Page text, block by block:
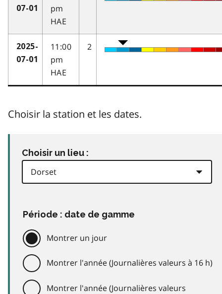
07-01
pm
HAE
2025-
07-01
11:00
pm
HAE
2
Choisir la station et les dates.
Choisir un lieu :
Période : date de gamme
Montrer un jour
Montrer l'année (Journalières valeurs à 16 h)
Montrer l'année (Journalières valeurs